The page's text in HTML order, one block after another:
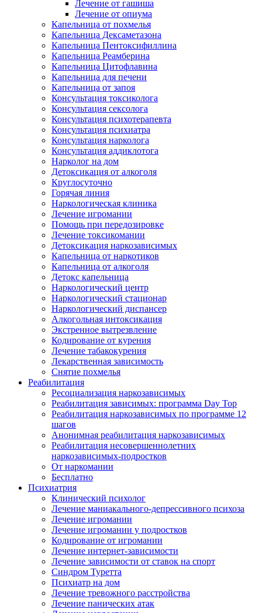
Лечение от гашиша
Лечение от опиума
Капельница от похмелья
Капельница Дексаметазона
Капельница Пентоксифиллина
Капельница Реамберина
Капельница Цитофлавина
Капельница для печени
Капельница от запоя
Консультация токсиколога
Консультация сексолога
Консультация психотерапевта
Консультация психиатра
Консультация нарколога
Консультация аддиклотога
Нарколог на дом
Детоксикация от алкоголя
Круглосуточно
Горячая линия
Наркологическая клиника
Лечение игромании
Помощь при передозировке
Лечение токсикомании
Детоксикация наркозависимых
Капельница от наркотиков
Капельница от алкоголя
Детокс капельница
Наркологический центр
Наркологический стационар
Наркологический диспансер
Алкогольная интоксикация
Экстренное вытрезвление
Кодирование от курения
Лечение табакокурения
Лекарственная зависимость
Снятие похмелья
Реабилитация
Ресоциализация наркозависимых
Реабилитация зависимых: программа Day Top
Реабилитация наркозависимых по программе 12
шагов
Анонимная реабилитация наркозависимых
Реабилитация несовершеннолетних
наркозависимых-подростков
От наркомании
Бесплатно
Психиатрия
Клинический психолог
Лечение маниакального-депрессивного психоза
Лечение игромании
Лечение игромании у подростков
Кодирование от игромании
Лечение интернет-зависимости
Лечение зависимости от ставок на спорт
Синдром Туретта
Психиатр на дом
Лечение тревожного расстройства
Лечение панических атак